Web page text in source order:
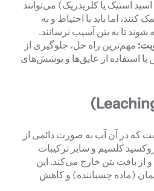
استیک یا کلریدریک) می‌توانند
کنند، اما باید با احتیاط و به
تا به بتن آسیب نرسانند.
مهم‌ترین راه حل، جلوگیری از
با استفاده از عایق‌ها و پوشش‌های
که در آن آب به صورت دائمی از
کلسیم و سایر ترکیبات
از بافت بتن خارج می‌کند. این
(ماده چسباننده) و کاهش